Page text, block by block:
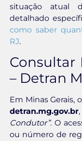
situação atual
detalhado
como saber
RJ.
Consultar
– Detran
Em Minas Gerais,
detran.mg.gov.br
Condutor”. O
ou número de